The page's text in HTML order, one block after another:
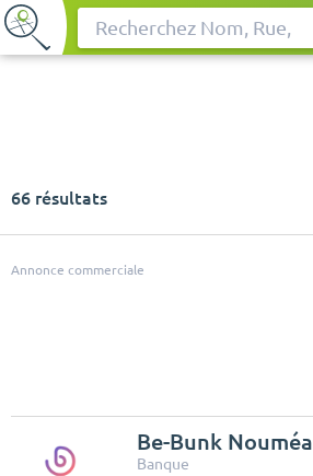
Rechercher
66 résultats
Annonce commerciale
Be-Bunk Nouméa
Banque